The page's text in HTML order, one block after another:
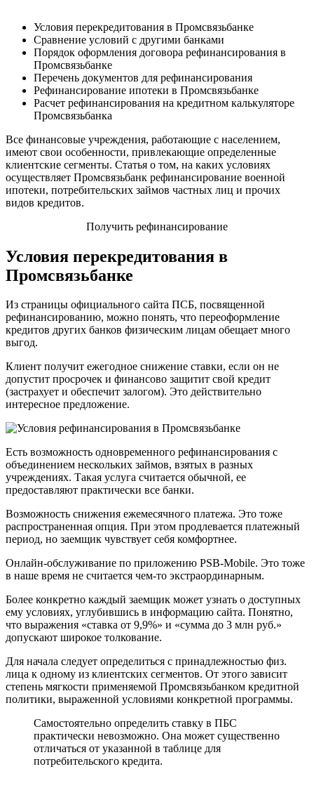
Условия перекредитования в Промсвязьбанке
Сравнение условий с другими банками
Порядок оформления договора рефинансирования в
Промсвязьбанке
Перечень документов для рефинансирования
Рефинансирование ипотеки в Промсвязьбанке
Расчет рефинансирования на кредитном калькуляторе
Промсвязьбанка
Все финансовые учреждения, работающие с населением,
имеют свои особенности, привлекающие определенные
клиентские сегменты. Статья о том, на каких условиях
осуществляет Промсвязьбанк рефинансирование военной
ипотеки, потребительских займов частных лиц и прочих
видов кредитов.
Получить рефинансирование
Условия перекредитования в
Промсвязьбанке
Из страницы официального сайта ПСБ, посвященной
рефинансированию, можно понять, что переоформление
кредитов других банков физическим лицам обещает много
выгод.
Клиент получит ежегодное снижение ставки, если он не
допустит просрочек и финансово защитит свой кредит
(застрахует и обеспечит залогом). Это действительно
интересное предложение.
Есть возможность одновременного рефинансирования с
объединением нескольких займов, взятых в разных
учреждениях. Такая услуга считается обычной, ее
предоставляют практически все банки.
Возможность снижения ежемесячного платежа. Это тоже
распространенная опция. При этом продлевается платежный
период, но заемщик чувствует себя комфортнее.
Онлайн-обслуживание по приложению PSB-Mobile. Это тоже
в наше время не считается чем-то экстраординарным.
Более конкретно каждый заемщик может узнать о доступных
ему условиях, углубившись в информацию сайта. Понятно,
что выражения «ставка от 9,9%» и «сумма до 3 млн руб.»
допускают широкое толкование.
Для начала следует определиться с принадлежностью физ.
лица к одному из клиентских сегментов. От этого зависит
степень мягкости применяемой Промсвязьбанком кредитной
политики, выраженной условиями конкретной программы.
Самостоятельно определить ставку в ПБС
практически невозможно. Она может существенно
отличаться от указанной в таблице для
потребительского кредита.